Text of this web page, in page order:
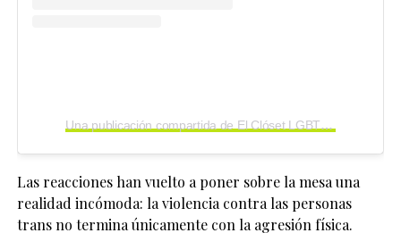
Una publicación compartida de El Clóset LGBT (@elclosetlgbt)
Las reacciones han vuelto a poner sobre la mesa una
realidad incómoda: la violencia contra las personas
trans no termina únicamente con la agresión física.